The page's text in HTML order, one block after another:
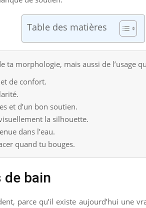
Table des matières
ta morphologie, mais aussi de l’usage
de confort.
et d’un bon soutien.
la silhouette.
dans l’eau.
quand tu bouges.
bain
parce qu’il existe aujourd’hui une